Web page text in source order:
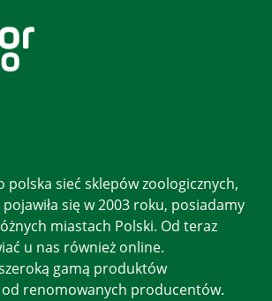
polska sieć sklepów zoologicznych,
się w 2003 roku, posiadamy
miastach Polski. Od teraz
u nas również online.
gamą produktów
renomowanych producentów.